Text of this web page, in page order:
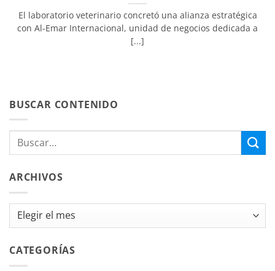
El laboratorio veterinario concretó una alianza estratégica
con Al-Emar Internacional, unidad de negocios dedicada a
[...]
BUSCAR CONTENIDO
ARCHIVOS
Archivos
CATEGORÍAS